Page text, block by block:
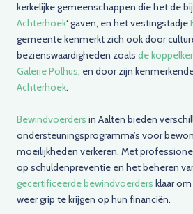
kerkelijke gemeenschappen die het de
Achterhoek‘ gaven, en het vestingstadje
gemeente kenmerkt zich ook door
bezienswaardigheden zoals de
Galerie Polhus, en door zijn
Achterhoek.
Bewindvoerders in Aalten bieden
ondersteuningsprogramma’s voor
moeilijkheden verkeren. Met
op schuldenpreventie en het beheren
gecertificeerde bewindvoerders klaar
weer grip te krijgen op hun financiën.